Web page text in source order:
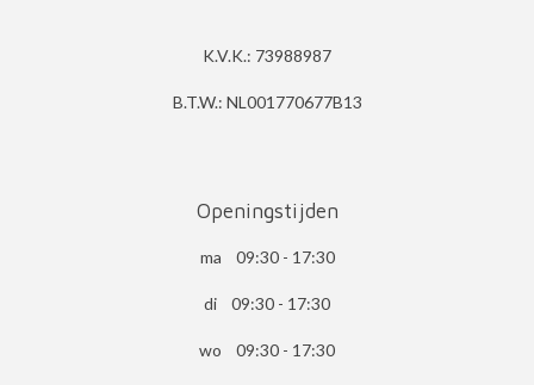
K.V.K.: 73988987
B.T.W.: NL001770677B13
Openingstijden
ma 09:30 - 17:30
di 09:30 - 17:30
wo 09:30 - 17:30